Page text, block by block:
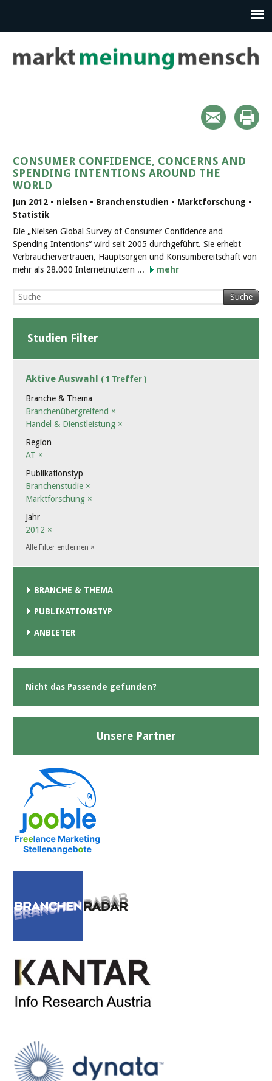
CONSUMER CONFIDENCE, CONCERNS AND
SPENDING INTENTIONS AROUND THE
WORLD
Jun 2012 • nielsen • Branchenstudien • Marktforschung •
Statistik
Die „Nielsen Global Survey of Consumer Confidence and
Spending Intentions“ wird seit 2005 durchgeführt. Sie erhebt
Verbrauchervertrauen, Hauptsorgen und Konsumbereitschaft von
mehr als 28.000 Internetnutzern ...
mehr
Suche
Studien Filter
Aktive Auswahl ( 1 Treffer )
Branche & Thema
Branchenübergreifend ×
Handel & Dienstleistung ×
Region
AT ×
Publikationstyp
Branchenstudie ×
Marktforschung ×
Jahr
2012 ×
Alle Filter entfernen ×
BRANCHE & THEMA
PUBLIKATIONSTYP
ANBIETER
Nicht das Passende gefunden?
Unsere Partner